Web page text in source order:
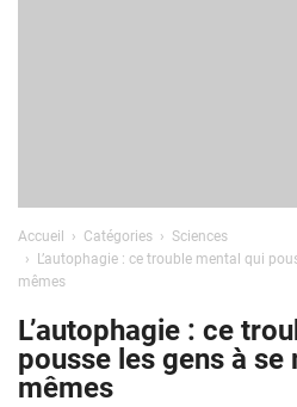
Accueil Catégories
Sciences
L’autophagie : ce trouble mental qui
mêmes
L’autophagie : ce
pousse les gens à se
mêmes